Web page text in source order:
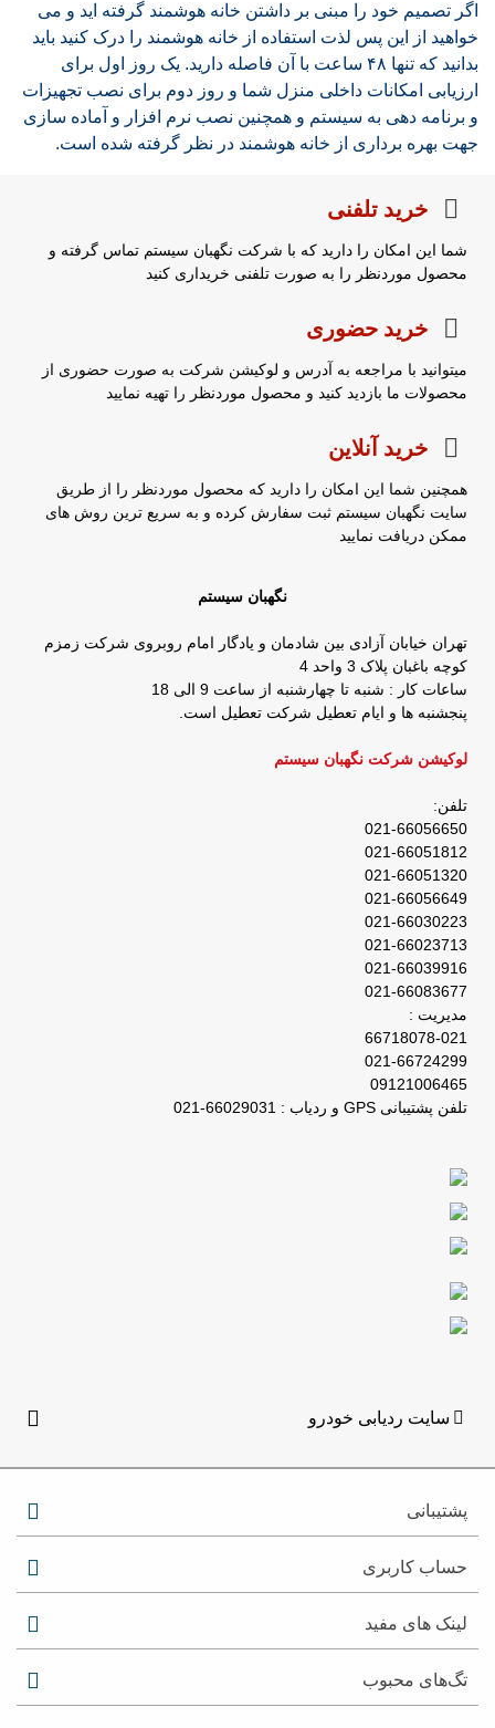
اگر تصمیم خود را مبنی بر داشتن خانه هوشمند گرفته اید و می
خواهید از این پس لذت استفاده از خانه هوشمند را درک کنید باید
بدانید که تنها ۴۸ ساعت با آن فاصله دارید. یک روز اول برای
ارزیابی امکانات داخلی منزل شما و روز دوم برای نصب تجهیزات
و برنامه دهی به سیستم و همچنین نصب نرم افزار و آماده سازی
جهت بهره برداری از خانه هوشمند در نظر گرفته شده است.
خرید تلفنی
شما این امکان را دارید که با شرکت نگهبان سیستم تماس گرفته و
محصول موردنظر را به صورت تلفنی خریداری کنید
خرید حضوری
میتوانید با مراجعه به آدرس و لوکیشن شرکت به صورت حضوری از
محصولات ما بازدید کنید و محصول موردنظر را تهیه نمایید
خرید آنلاین
همچنین شما این امکان را دارید که محصول موردنظر را از طریق
سایت نگهبان سیستم ثبت سفارش کرده و به سریع ترین روش های
ممکن دریافت نمایید
نگهبان سیستم
تهران خیابان آزادی بین شادمان و یادگار امام روبروی شرکت زمزم
کوچه باغبان پلاک 3 واحد 4
ساعات کار : شنبه تا چهارشنبه از ساعت 9 الی 18
پنجشنبه ها و ایام تعطیل شرکت تعطیل است.
لوکیشن شرکت نگهبان سیستم
تلفن:
021-66056650
021-66051812
021-66051320
021-66056649
021-66030223
021-66023713
021-66039916
021-66083677
مدیریت :
66718078-021
021-66724299
09121006465
تلفن پشتیبانی GPS و ردیاب : 66029031-021
سایت ردیابی خودرو
پشتیبانی
حساب کاربری
لینک های مفید
تگ‌های محبوب